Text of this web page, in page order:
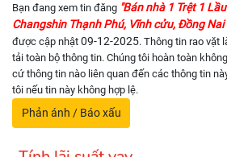
Bạn đang xem tin đăng "Bán nhà 1 Trệt 1
Changshin Thạnh Phú, Vĩnh cửu, Đồng Nai
được cập nhật 09-12-2025. Thông tin rao vặt
tải toàn bộ thông tin. Chúng tôi hoàn toàn
cứ thông tin nào liên quan đến các thông tin
tôi nếu tin này không hợp lệ.
Phản ánh / Báo xấu